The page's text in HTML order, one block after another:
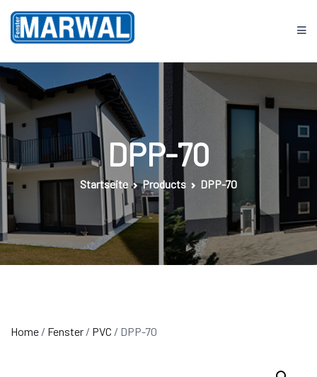
Springe
zum
Inhalt
Fenster MARWAL
DPP-70
Startseite Products DPP-70
Home / Fenster / PVC / DPP-70